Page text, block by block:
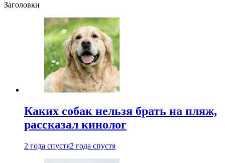
Заголовки
Каких собак нельзя брать на пляж,
рассказал кинолог
2 года спустя2 года спустя